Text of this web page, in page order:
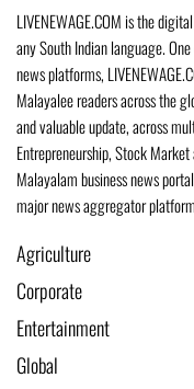
LIVENEWAGE.COM is the
any South Indian language.
news platforms,
Malayalee readers across the
and valuable update, across
Entrepreneurship, Stock
Malayalam business news
major news aggregator
Agriculture
Corporate
Entertainment
Global